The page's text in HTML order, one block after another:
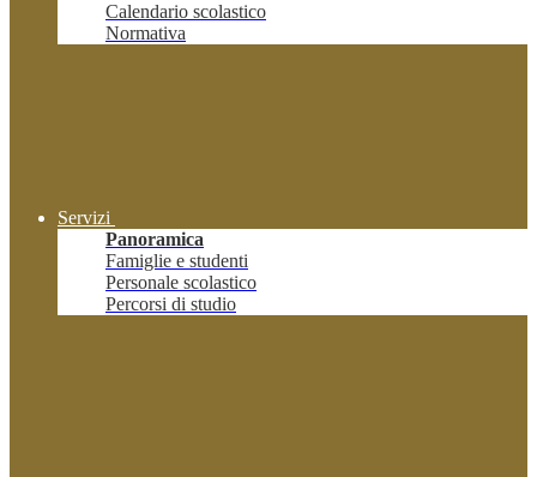
Calendario scolastico
Normativa
Servizi
Panoramica
Famiglie e studenti
Personale scolastico
Percorsi di studio